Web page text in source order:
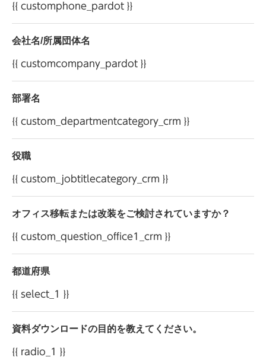
ください。
株式会社 オカムラ お客様相談室 電話：0120-
株式会社 オカムラ 個人情報管理責任者
{{ customphone_pardot }}
会社名/所属団体名
{{ customcompany_pardot }}
部署名
{{ custom_departmentcategory_crm }}
役職
{{ custom_jobtitlecategory_crm }}
オフィス移転または改装をご検討されていますか？
{{ custom_question_office1_crm }}
都道府県
{{ select_1 }}
資料ダウンロードの目的を教えてください。
{{ radio_1 }}